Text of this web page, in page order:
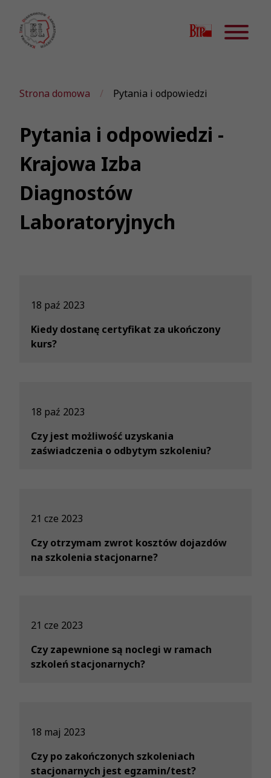
Strona domowa Pytania i odpowiedzi
Pytania i odpowiedzi -
Krajowa Izba
Diagnostów
Laboratoryjnych
18 paź 2023
Kiedy dostanę certyfikat za ukończony
kurs?
18 paź 2023
Czy jest możliwość uzyskania
zaświadczenia o odbytym szkoleniu?
21 cze 2023
Czy otrzymam zwrot kosztów dojazdów
na szkolenia stacjonarne?
21 cze 2023
Czy zapewnione są noclegi w ramach
szkoleń stacjonarnych?
18 maj 2023
Czy po zakończonych szkoleniach
stacjonarnych jest egzamin/test?